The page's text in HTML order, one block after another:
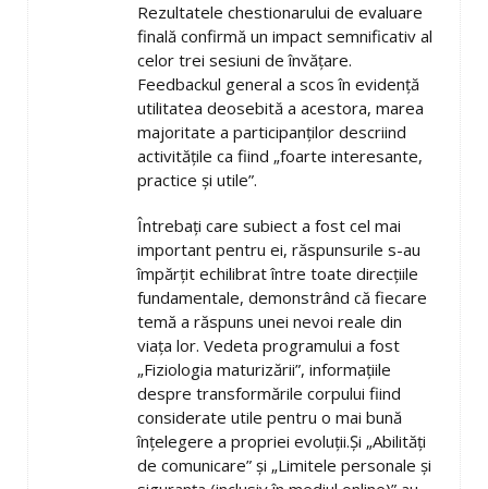
Rezultatele chestionarului de evaluare
finală confirmă un impact semnificativ al
celor trei sesiuni de învățare.
Feedbackul general a scos în evidență
utilitatea deosebită a acestora, marea
majoritate a participanților descriind
activitățile ca fiind „foarte interesante,
practice și utile”.
Întrebați care subiect a fost cel mai
important pentru ei, răspunsurile s-au
împărțit echilibrat între toate direcțiile
fundamentale, demonstrând că fiecare
temă a răspuns unei nevoi reale din
viața lor. Vedeta programului a fost
„Fiziologia maturizării”, informațiile
despre transformările corpului fiind
considerate utile pentru o mai bună
înțelegere a propriei evoluții.Și „Abilități
de comunicare” și „Limitele personale și